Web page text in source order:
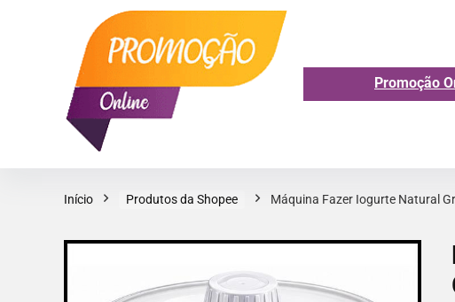
Promoção
Início Produtos da Shopee Máquina Fazer Iogurte Natural